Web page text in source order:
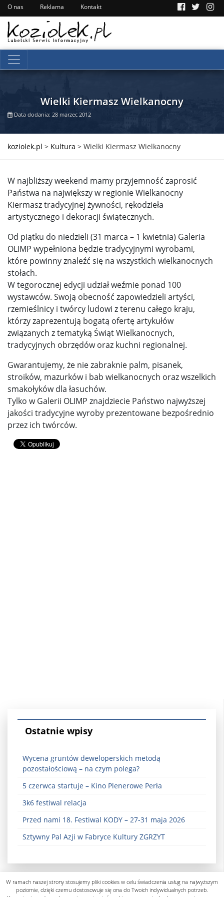
O nas Reklama Kontakt
Wielki Kiermasz Wielkanocny
Data dodania: 28 marzec 2012
koziolek.pl > Kultura > Wielki Kiermasz Wielkanocny
W najbliższy weekend mamy przyjemność zaprosić
Państwa na największy w regionie Wielkanocny
Kiermasz tradycyjnej żywności, rękodzieła
artystycznego i dekoracji świątecznych.
Od piątku do niedzieli (31 marca – 1 kwietnia) Galeria
OLIMP wypełniona będzie tradycyjnymi wyrobami,
które powinny znaleźć się na wszystkich wielkanocnych
stołach.
W tegorocznej edycji udział weźmie ponad 100
wystawców. Swoją obecność zapowiedzieli artyści,
rzemieślnicy i twórcy ludowi z terenu całego kraju,
którzy zaprezentują bogatą ofertę artykułów
związanych z tematyką Świąt Wielkanocnych,
tradycyjnych obrzędów oraz kuchni regionalnej.
Gwarantujemy, że nie zabraknie palm, pisanek,
stroików, mazurków i bab wielkanocnych oraz wszelkich
smakołyków dla łasuchów.
Tylko w Galerii OLIMP znajdziecie Państwo najwyższej
jakości tradycyjne wyroby prezentowane bezpośrednio
przez ich twórców.
Ostatnie wpisy
Wycena gruntów deweloperskich metodą
pozostałościową – na czym polega?
5 czerwca startuje – Kino Plenerowe Perła
3k6 festiwal relacja
Przed nami 18. Festiwal KODY – 27-31 maja 2026
Sztywny Pal Azji w Fabryce Kultury ZGRZYT
W ramach naszej strony stosujemy pliki cookies w celu świadczenia usług na najwyższym
poziomie, dzięki czemu dostosowuje się ona do Twoich indywidualnych potrzeb.